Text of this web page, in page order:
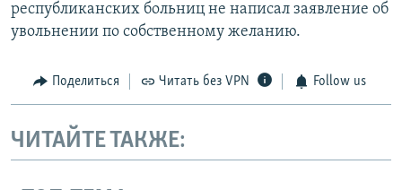
республиканских больниц не написал заявление об
увольнении по собственному желанию.
Поделиться Читать без VPN Follow us
ЧИТАЙТЕ ТАКЖЕ: